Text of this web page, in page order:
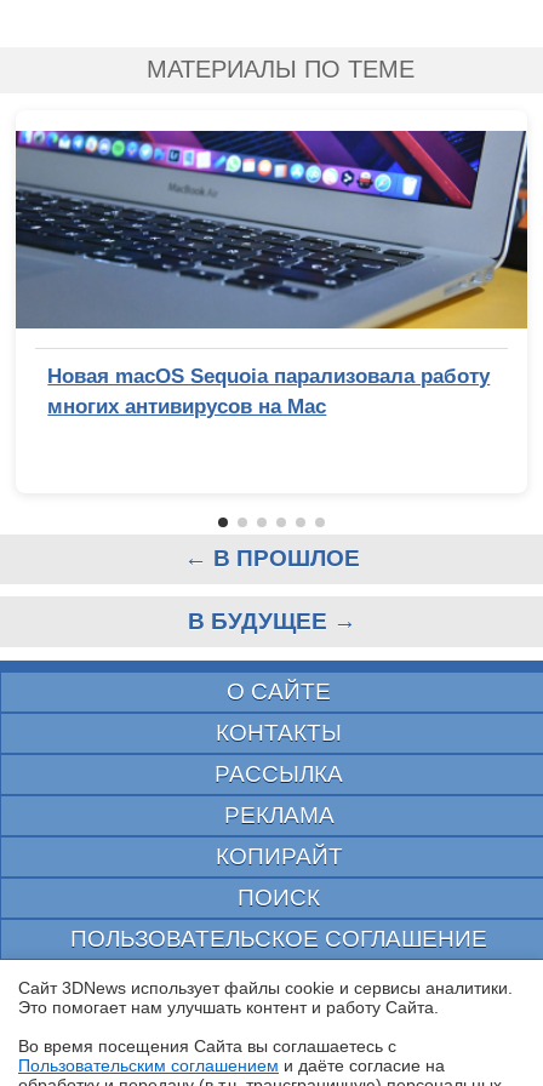
МАТЕРИАЛЫ ПО ТЕМЕ
Новая macOS Sequoia парализовала работу
многих антивирусов на Mac
← В ПРОШЛОЕ
В БУДУЩЕЕ →
О САЙТЕ
КОНТАКТЫ
РАССЫЛКА
РЕКЛАМА
КОПИРАЙТ
ПОИСК
ПОЛЬЗОВАТЕЛЬСКОЕ СОГЛАШЕНИЕ
ЗАЩИЩЕНО CURATOR
© 1997—2026 Электронное периодическое издание "3ДНьюс" | Свидетельство о
выдано Федеральной Службой по надзору за соблюдением законодательства в сфере
массовых коммуникаций и охране культурного наследия
Сайт 3DNews использует файлы cookie и сервисы аналитики.
Это помогает нам улучшать контент и работу Cайта.
Во время посещения Cайта вы соглашаетесь с
Пользовательским соглашением и даёте согласие на